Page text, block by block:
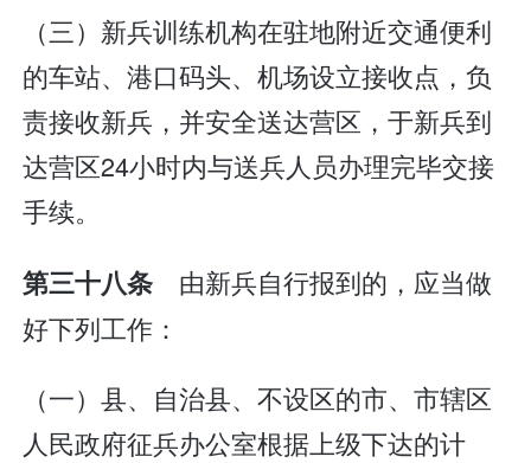
（三）新兵训练机构在驻地附近交通便利
的车站、港口码头、机场设立接收点，负
责接收新兵，并安全送达营区，于新兵到
达营区24小时内与送兵人员办理完毕交接
手续。
第三十八条 由新兵自行报到的，应当做
好下列工作：
（一）县、自治县、不设区的市、市辖区
人民政府征兵办公室根据上级下达的计